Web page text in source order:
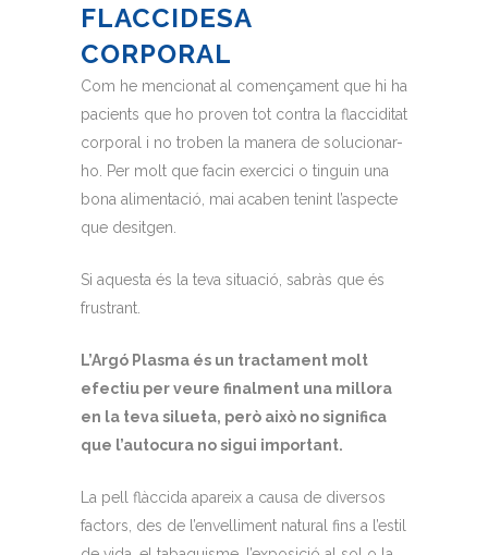
FLACCIDESA
CORPORAL
Com he mencionat al començament que hi ha
pacients que ho proven tot contra la flacciditat
corporal i no troben la manera de solucionar-
ho. Per molt que facin exercici o tinguin una
bona alimentació, mai acaben tenint l’aspecte
que desitgen.
Si aquesta és la teva situació, sabràs que és
frustrant.
L’Argó Plasma és un tractament molt
efectiu per veure finalment una millora
en la teva silueta, però això no significa
que l’autocura no sigui important.
La pell flàccida apareix a causa de diversos
factors, des de l’envelliment natural fins a l’estil